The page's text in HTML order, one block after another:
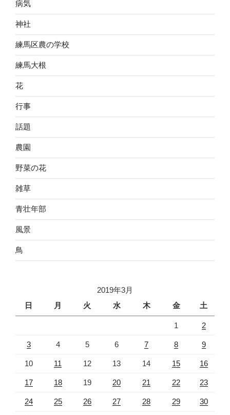
病気
神社
練馬区農の学校
練馬大根
花
行事
話題
農園
野菜の花
雑草
青壮年部
風景
鳥
2019年3月
日
月 火 水 木 金 土
1 2
3 4 5 6 7 8 9
10 11 12 13 14 15 16
17 18 19 20 21 22 23
24 25 26 27 28 29 30